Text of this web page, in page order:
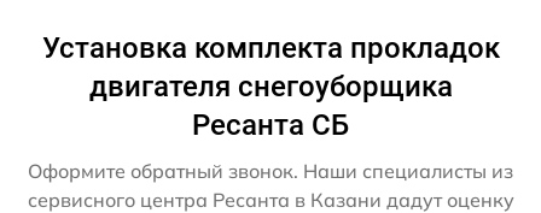
Установка комплекта прокладок
двигателя снегоуборщика
Ресанта СБ
Оформите обратный звонок. Наши специалисты из
сервисного центра Ресанта в Казани дадут оценку